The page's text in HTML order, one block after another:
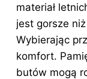
materiał
jest gorsze
Wybierając
komfort.
butów mogą